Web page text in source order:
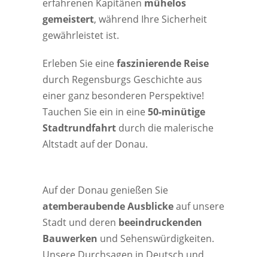
erfahrenen Kapitänen mühelos
gemeistert, während Ihre Sicherheit
gewährleistet ist.
Erleben Sie eine faszinierende Reise
durch Regensburgs Geschichte aus
einer ganz besonderen Perspektive!
Tauchen Sie ein in eine 50-minütige
Stadtrundfahrtdurch die malerische
Altstadt auf der Donau.
Auf der Donau genießen Sie
atemberaubende Ausblickeauf unsere
Stadt und deren beeindruckenden
Bauwerken und Sehenswürdigkeiten.